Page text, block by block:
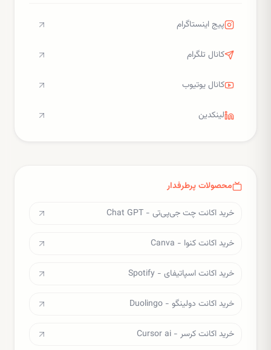
پیج اینستاگرام
کانال تلگرام
کانال یوتیوب
لینکدین
محصولات پرطرفدار
خرید اکانت چت جی‌پی‌تی - Chat GPT
خرید اکانت کنوا - Canva
خرید اکانت اسپاتیفای - Spotify
خرید اکانت دولینگو - Duolingo
خرید اکانت کرسر - Cursor ai